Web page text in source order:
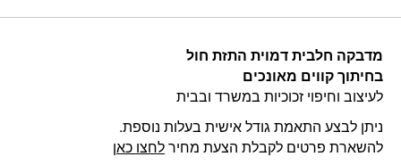
⁦₪169.00⁩
עד
מדבקה חלבית דמוית התזת חול
בחיתוך קווים מאונכים
לעיצוב וחיפוי זכוכיות במשרד ובבית
ניתן לבצע התאמת גודל אישית בעלות נוספת.
להשארת פרטים לקבלת הצעת מחירלחצו כאן